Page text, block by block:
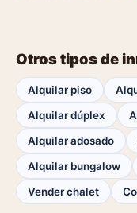
Otros tipos de
Alquilar piso
Alquilar dúplex
Alquilar adosado
Alquilar bungalow
Vender chalet